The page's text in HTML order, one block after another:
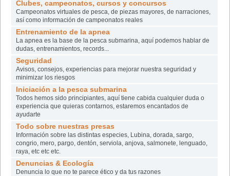
Clubes, campeonatos, cursos y concursos
Campeonatos virtuales de pesca, de piezas mayores, de narraciones,
así­ como información de campeonatos reales
Entrenamiento de la apnea
La apnea es la base de la pesca submarina, aquí podemos hablar de
dudas, entrenamientos, records...
Seguridad
Avisos, consejos, experiencias para mejorar nuestra seguridad y
minimizar los riesgos
Iniciación a la pesca submarina
Todos hemos sido principiantes, aquí tiene cabida cualquier duda o
experiencia que quieras contarnos, estaremos encantados de
ayudarte
Todo sobre nuestras presas
Información sobre las distintas especies, Lubina, dorada, sargo,
congrio, mero, pargo, dentón, serviola, anjova, salmonete, lenguado,
raya, etc etc etc.
Denuncias & Ecología
Denuncia lo que no te parece ético y da tus razones